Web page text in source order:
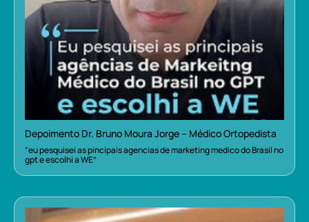
Depoimento Dr. Bruno Moura Jorge – Médico Ortopedista
“eu pesquisei as pincipais agencias de marketing medico do Brasil no
gpt e escolhi a WE”